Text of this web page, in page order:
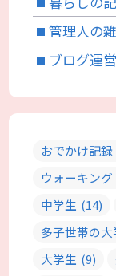
管理人の
ブログ運営
おでかけ記録
ウォーキング
中学生 (14)
多子世帯の
大学生 (9)